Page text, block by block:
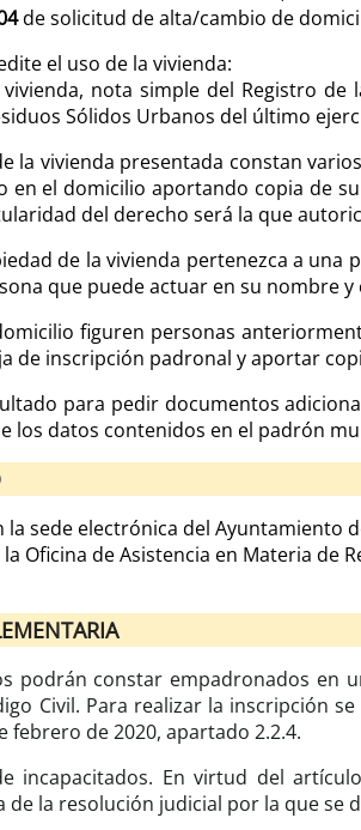
de solicitud de alta/cambio de
el uso de la vivienda:
nota simple del Registro
Sólidos Urbanos del
la vivienda presentada constan
en el domicilio aportando copia de
del derecho será la que
de la vivienda pertenezca a
que puede actuar en su
figuren personas
de inscripción padronal y aportar
para pedir documentos
los datos contenidos en el padrón
sede electrónica del Ayuntamiento
Oficina de Asistencia en Materia de
podrán constar empadronados en
Civil. Para realizar la inscripción
febrero de 2020, apartado 2.2.4.
incapacitados. En virtud del
la resolución judicial por la que se